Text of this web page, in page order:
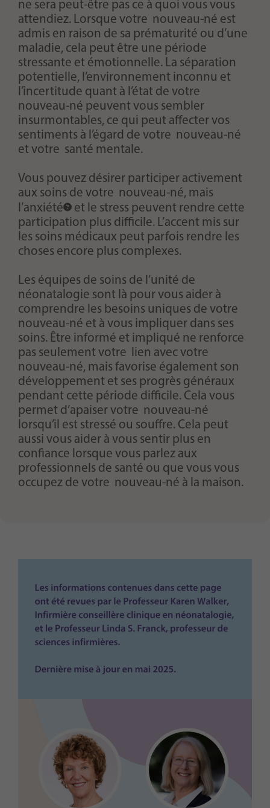
ne sera peut-être pas ce à quoi vous vous
attendiez. Lorsque votre nouveau-né est
admis en raison de sa prématurité ou d’une
maladie, cela peut être une période
stressante et émotionnelle. La séparation
potentielle, l’environnement inconnu et
l’incertitude quant à l’état de votre
nouveau-né peuvent vous sembler
insurmontables, ce qui peut affecter vos
sentiments à l’égard de votre nouveau-né
et votre santé mentale.
Vous pouvez désirer participer activement
aux soins de votre nouveau-né, mais
l’anxiété
et le stress peuvent rendre cette
participation plus difficile. L’accent mis sur
les soins médicaux peut parfois rendre les
choses encore plus complexes.
Les équipes de soins de l’unité de
néonatalogie sont là pour vous aider à
comprendre les besoins uniques de votre
nouveau-né et à vous impliquer dans ses
soins. Être informé et impliqué ne renforce
pas seulement votre lien avec votre
nouveau-né, mais favorise également son
développement et ses progrès généraux
pendant cette période difficile. Cela vous
permet d’apaiser votre nouveau-né
lorsqu’il est stressé ou souffre. Cela peut
aussi vous aider à vous sentir plus en
confiance lorsque vous parlez aux
professionnels de santé ou que vous vous
occupez de votre nouveau-né à la maison.